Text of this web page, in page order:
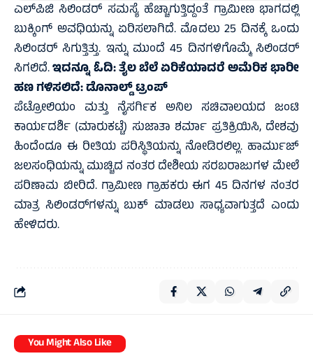
ಎಲ್‌ಪಿಜಿ ಸಿಲಿಂಡರ್‌ ಸಮಸ್ಯೆ ಹೆಚ್ಚಾಗುತ್ತಿದ್ದಂತೆ ಗ್ರಾಮೀಣ ಭಾಗದಲ್ಲಿ
ಬುಕ್ಕಿಂಗ್‌ ಅವಧಿಯನ್ನು ಏರಿಸಲಾಗಿದೆ. ಮೊದಲು 25 ದಿನಕ್ಕೆ ಒಂದು
ಸಿಲಿಂಡರ್‌ ಸಿಗುತ್ತಿತ್ತು. ಇನ್ನು ಮುಂದೆ 45 ದಿನಗಳಿಗೊಮ್ಮೆ ಸಿಲಿಂಡರ್‌
ಸಿಗಲಿದೆ.ಇದನ್ನೂ ಓದಿ:ತೈಲ ಬೆಲೆ ಏರಿಕೆಯಾದರೆ ಅಮೆರಿಕ ಭಾರೀ
ಹಣ ಗಳಿಸಲಿದೆ: ಡೊನಾಲ್ಡ್‌ ಟ್ರಂಪ್‌
ಪೆಟ್ರೋಲಿಯಂ ಮತ್ತು ನೈಸರ್ಗಿಕ ಅನಿಲ ಸಚಿವಾಲಯದ ಜಂಟಿ
ಕಾರ್ಯದರ್ಶಿ (ಮಾರುಕಟ್ಟೆ) ಸುಜಾತಾ ಶರ್ಮಾ ಪ್ರತಿಕ್ರಿಯಿಸಿ, ದೇಶವು
ಹಿಂದೆಂದೂ ಈ ರೀತಿಯ ಪರಿಸ್ಥಿತಿಯನ್ನು ನೋಡಿರಲಿಲ್ಲ. ಹಾರ್ಮುಜ್
ಜಲಸಂಧಿಯನ್ನು ಮುಚ್ಚಿದ ನಂತರ ದೇಶೀಯ ಸರಬರಾಜುಗಳ ಮೇಲೆ
ಪರಿಣಾಮ ಬೀರಿದೆ. ಗ್ರಾಮೀಣ ಗ್ರಾಹಕರು ಈಗ 45 ದಿನಗಳ ನಂತರ
ಮಾತ್ರ ಸಿಲಿಂಡರ್‌ಗಳನ್ನು ಬುಕ್ ಮಾಡಲು ಸಾಧ್ಯವಾಗುತ್ತದೆ ಎಂದು
ಹೇಳಿದರು.
You Might Also Like